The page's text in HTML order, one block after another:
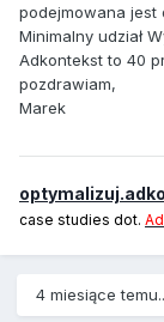
podejmowana jest
Minimalny udział
Adkontekst to 40
pozdrawiam,
Marek
case studies dot.
4 miesiące